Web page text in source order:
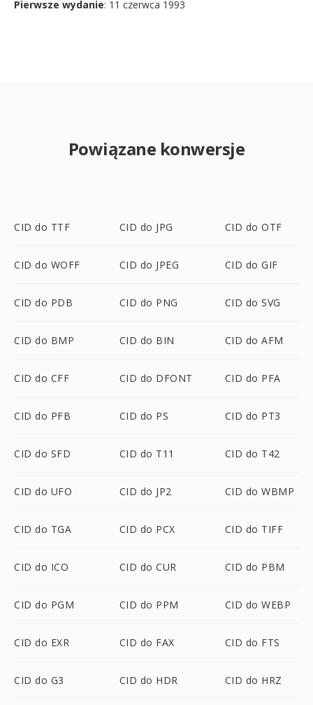
Pierwsze wydanie: 11 czerwca 1993
Powiązane konwersje
CID do TTF CID do JPG CID do OTF
CID do WOFF CID do JPEG CID do GIF
CID do PDB CID do PNG CID do SVG
CID do BMP CID do BIN CID do AFM
CID do CFF CID do DFONT CID do PFA
CID do PFB CID do PS CID do PT3
CID do SFD CID do T11 CID do T42
CID do UFO CID do JP2 CID do WBMP
CID do TGA CID do PCX CID do TIFF
CID do ICO CID do CUR CID do PBM
CID do PGM CID do PPM CID do WEBP
CID do EXR CID do FAX CID do FTS
CID do G3 CID do HDR CID do HRZ